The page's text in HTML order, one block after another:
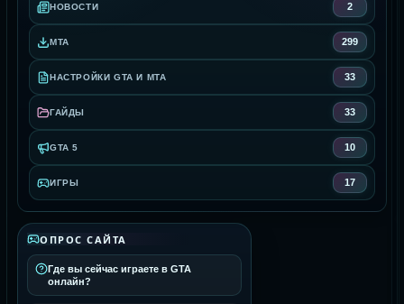
НОВОСТИ 2
MTA 299
НАСТРОЙКИ GTA И MTA 33
ГАЙДЫ 33
GTA 5 10
ИГРЫ 17
ОПРОС САЙТА
Где вы сейчас играете в GTA
онлайн?